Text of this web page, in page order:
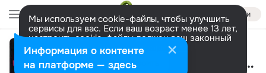
Войти
Мы используем cookie-файлы, чтобы улучшить
сервисы для вас. Если ваш возраст менее 13 лет,
настроить cookie-файлы должен ваш законный
представитель. Больше информации
Разрешить все Настроить Long Way From Home
Информация о контенте
на платформе — здесь